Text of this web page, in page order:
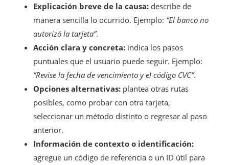
Explicación breve de la causa: describe de
manera sencilla lo ocurrido. Ejemplo: “El banco no
autorizó la tarjeta”.
Acción clara y concreta: indica los pasos
puntuales que el usuario puede seguir. Ejemplo:
“Revise la fecha de vencimiento y el código CVC”.
Opciones alternativas: plantea otras rutas
posibles, como probar con otra tarjeta,
seleccionar un método distinto o regresar al paso
anterior.
Información de contexto o identificación:
agregue un código de referencia o un ID útil para